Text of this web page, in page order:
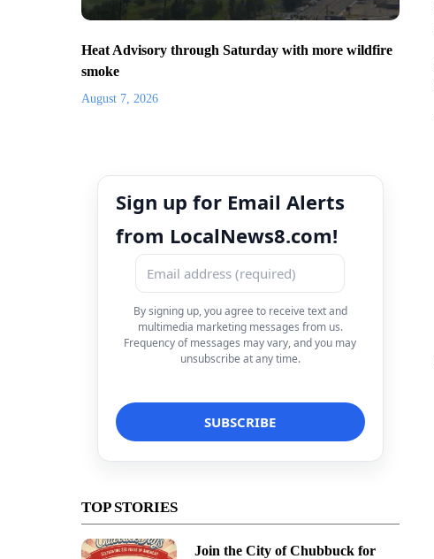
Heat Advisory through Saturday with more wildfire
smoke
August 7, 2026
Sign up for Email Alerts
from LocalNews8.com!
By signing up, you agree to receive text and
multimedia marketing messages from us.
Frequency of messages may vary, and you may
unsubscribe at any time.
TOP STORIES
Join the City of Chubbuck for